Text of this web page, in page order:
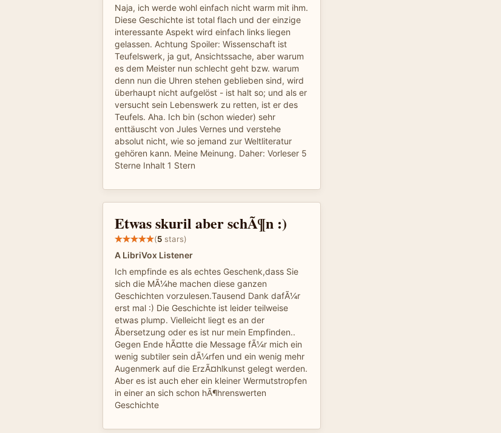
Naja, ich werde wohl einfach nicht warm mit ihm.
Diese Geschichte ist total flach und der einzige
interessante Aspekt wird einfach links liegen
gelassen. Achtung Spoiler: Wissenschaft ist
Teufelswerk, ja gut, Ansichtssache, aber warum
es dem Meister nun schlecht geht bzw. warum
denn nun die Uhren stehen geblieben sind, wird
überhaupt nicht aufgelöst - ist halt so; und als er
versucht sein Lebenswerk zu retten, ist er des
Teufels. Aha. Ich bin (schon wieder) sehr
enttäuscht von Jules Vernes und verstehe
absolut nicht, wie so jemand zur Weltliteratur
gehören kann. Meine Meinung. Daher: Vorleser 5
Sterne Inhalt 1 Stern
Etwas skuril aber schÃ¶n :)
(5 stars)
A LibriVox Listener
Ich empfinde es als echtes Geschenk,dass Sie
sich die MÃ¼he machen diese ganzen
Geschichten vorzulesen.Tausend Dank dafÃ¼r
erst mal :) Die Geschichte ist leider teilweise
etwas plump. Vielleicht liegt es an der
Ãbersetzung oder es ist nur mein Empfinden..
Gegen Ende hÃ¤tte die Message fÃ¼r mich ein
wenig subtiler sein dÃ¼rfen und ein wenig mehr
Augenmerk auf die ErzÃ¤hlkunst gelegt werden.
Aber es ist auch eher ein kleiner Wermutstropfen
in einer an sich schon hÃ¶hrenswerten
Geschichte